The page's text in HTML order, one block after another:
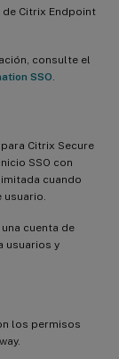
Citrix Endpoint
consulte el
SSO
Citrix Secure
SSO con
cuando
cuenta de
usuarios y
los permisos